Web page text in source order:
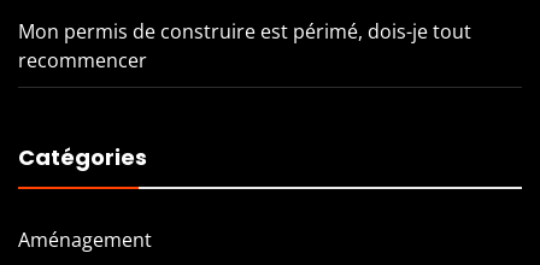
Mon permis de construire est périmé, dois-je tout
recommencer
Catégories
Aménagement